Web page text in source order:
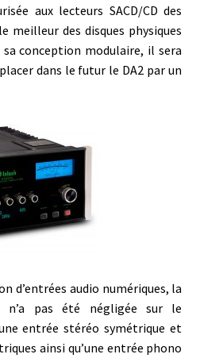
aux lecteurs SACD/CD des
meilleur des disques physiques
conception modulaire, il sera
dans le futur le DA2 par un
d’entrées audio numériques, la
n’a pas été négligée sur le
entrée stéréo symétrique et
ainsi qu’une entrée phono